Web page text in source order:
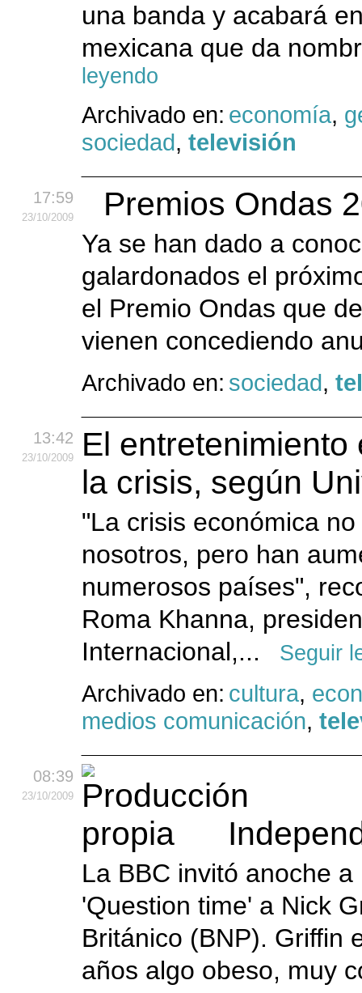
una banda y acabará
mexicana que da
leyendo
Archivado en: economía,
sociedad, televisión
17:59
23/10/2009 Premios Ondas
Ya se han dado a
galardonados el
el Premio Ondas que
vienen concediendo
Archivado en: sociedad,
13:42
23/10/2009
El
la crisis, según
"La crisis económica
nosotros, pero han
numerosos países",
Roma Khanna,
Internacional,...
Seguir
Archivado en: cultura,
medios comunicación,
08:39
23/10/2009
La BBC invitó anoche
'Question time' a Nick
Británico (BNP). Griffin
años algo obeso, muy